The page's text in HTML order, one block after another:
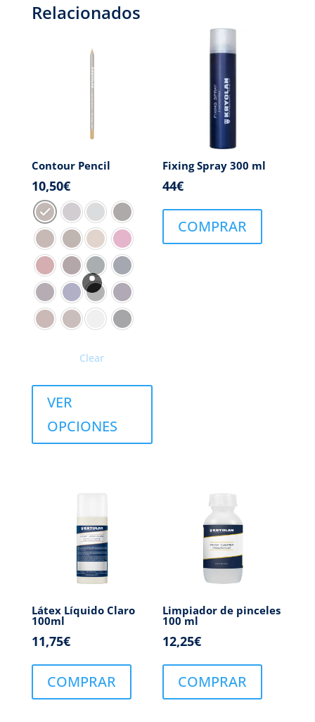
Relacionados
Contour Pencil
10,50€
Clear
VER
OPCIONES
Fixing Spray 300 ml
44€
COMPRAR
Látex Líquido Claro
100ml
11,75€
COMPRAR
Limpiador de pinceles
100 ml
12,25€
COMPRAR